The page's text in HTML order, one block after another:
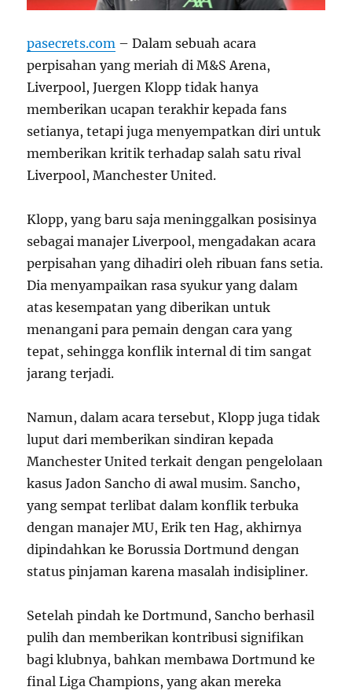
pasecrets.com – Dalam sebuah acara
perpisahan yang meriah di M&S Arena,
Liverpool, Juergen Klopp tidak hanya
memberikan ucapan terakhir kepada fans
setianya, tetapi juga menyempatkan diri untuk
memberikan kritik terhadap salah satu rival
Liverpool, Manchester United.
Klopp, yang baru saja meninggalkan posisinya
sebagai manajer Liverpool, mengadakan acara
perpisahan yang dihadiri oleh ribuan fans setia.
Dia menyampaikan rasa syukur yang dalam
atas kesempatan yang diberikan untuk
menangani para pemain dengan cara yang
tepat, sehingga konflik internal di tim sangat
jarang terjadi.
Namun, dalam acara tersebut, Klopp juga tidak
luput dari memberikan sindiran kepada
Manchester United terkait dengan pengelolaan
kasus Jadon Sancho di awal musim. Sancho,
yang sempat terlibat dalam konflik terbuka
dengan manajer MU, Erik ten Hag, akhirnya
dipindahkan ke Borussia Dortmund dengan
status pinjaman karena masalah indisipliner.
Setelah pindah ke Dortmund, Sancho berhasil
pulih dan memberikan kontribusi signifikan
bagi klubnya, bahkan membawa Dortmund ke
final Liga Champions, yang akan mereka